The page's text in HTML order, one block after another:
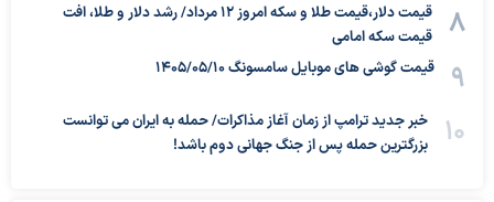
قیمت دلار،قیمت طلا و سکه امروز ۱۲ مرداد/ رشد دلار و طلا، افت
قیمت سکه امامی
قیمت گوشی های موبایل سامسونگ 1405/05/10
خبر جدید ترامپ از زمان آغاز مذاکرات/ حمله به ایران می توانست
بزرگترین حمله پس از جنگ جهانی دوم باشد!